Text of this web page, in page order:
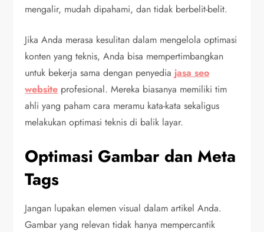
mengalir, mudah dipahami, dan tidak berbelit-belit.
Jika Anda merasa kesulitan dalam mengelola optimasi
konten yang teknis, Anda bisa mempertimbangkan
untuk bekerja sama dengan penyedia jasa seo
website profesional. Mereka biasanya memiliki tim
ahli yang paham cara meramu kata-kata sekaligus
melakukan optimasi teknis di balik layar.
Optimasi Gambar dan Meta
Tags
Jangan lupakan elemen visual dalam artikel Anda.
Gambar yang relevan tidak hanya mempercantik